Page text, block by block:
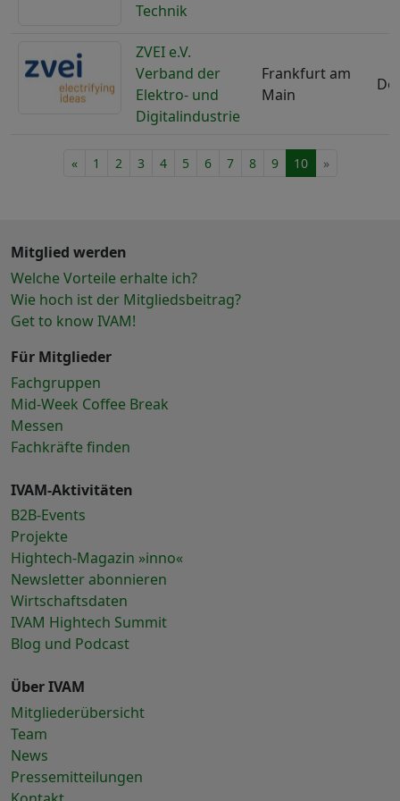
Technik
ZVEI e.V.
Verband der
Elektro- und
Digitalindustrie
Frankfurt am
Main
« 1 2 3 4 5 6 7 8 9 10 »
Mitglied werden
Welche Vorteile erhalte ich?
Wie hoch ist der Mitgliedsbeitrag?
Get to know IVAM!
Für Mitglieder
Fachgruppen
Mid-Week Coffee Break
Messen
Fachkräfte finden
IVAM-Aktivitäten
B2B-Events
Projekte
Hightech-Magazin »inno«
Newsletter abonnieren
Wirtschaftsdaten
IVAM Hightech Summit
Blog und Podcast
Über IVAM
Mitgliederübersicht
Team
News
Pressemitteilungen